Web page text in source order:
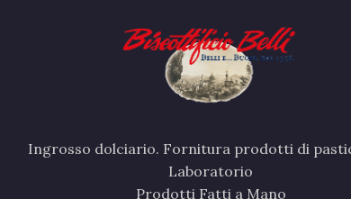
Ingrosso dolciario. Fornitura prodotti di
Laboratorio
Prodotti Fatti a Mano